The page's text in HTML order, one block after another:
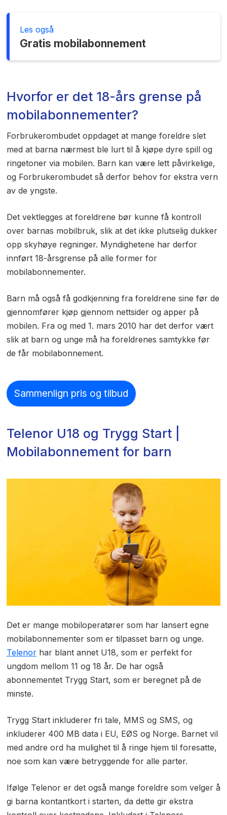
Les også
Gratis mobilabonnement
Hvorfor er det 18-års grense på
mobilabonnementer?
Forbrukerombudet oppdaget at mange foreldre slet
med at barna nærmest ble lurt til å kjøpe dyre spill og
ringetoner via mobilen. Barn kan være lett påvirkelige,
og Forbrukerombudet så derfor behov for ekstra vern
av de yngste.
Det vektlegges at foreldrene bør kunne få kontroll
over barnas mobilbruk, slik at det ikke plutselig dukker
opp skyhøye regninger. Myndighetene har derfor
innført 18-årsgrense på alle former for
mobilabonnementer.
Barn må også få godkjenning fra foreldrene sine før de
gjennomfører kjøp gjennom nettsider og apper på
mobilen. Fra og med 1. mars 2010 har det derfor vært
slik at barn og unge må ha foreldrenes samtykke før
de får mobilabonnement.
Sammenlign pris og tilbud
Telenor U18 og Trygg Start |
Mobilabonnement for barn
Det er mange mobiloperatører som har lansert egne
mobilabonnementer som er tilpasset barn og unge.
Telenorhar blant annet U18, som er perfekt for
ungdom mellom 11 og 18 år. De har også
abonnementet Trygg Start, som er beregnet på de
minste.
Trygg Start inkluderer fri tale, MMS og SMS, og
inkluderer 400 MB data i EU, EØS og Norge. Barnet vil
med andre ord ha mulighet til å ringe hjem til foresatte,
noe som kan være betryggende for alle parter.
Ifølge Telenor er det også mange foreldre som velger å
gi barna kontantkort i starten, da dette gir ekstra